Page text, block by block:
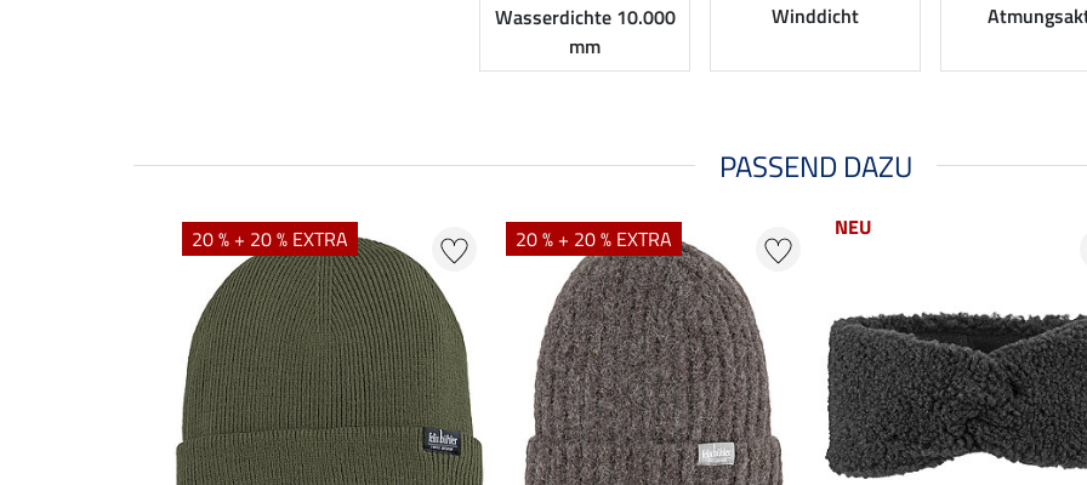
Wasserdichte 10.000
mm
Winddicht
PASSEND DAZU
20 % + 20 % EXTRA 20 % + 20 % EXTRA NEU